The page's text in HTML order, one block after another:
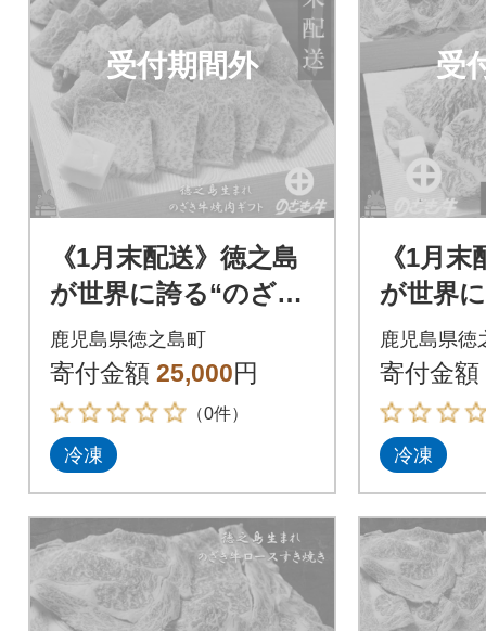
受付期間外
《1月末配送》徳之島
が世界に誇る“のざき
牛”特選焼肉ギフト
鹿児島県徳之島町
寄付金額 25,000円
（0件）
冷凍
受
《1月
が世界
牛”サー
キギフ
鹿児島県徳
寄付金額
冷凍